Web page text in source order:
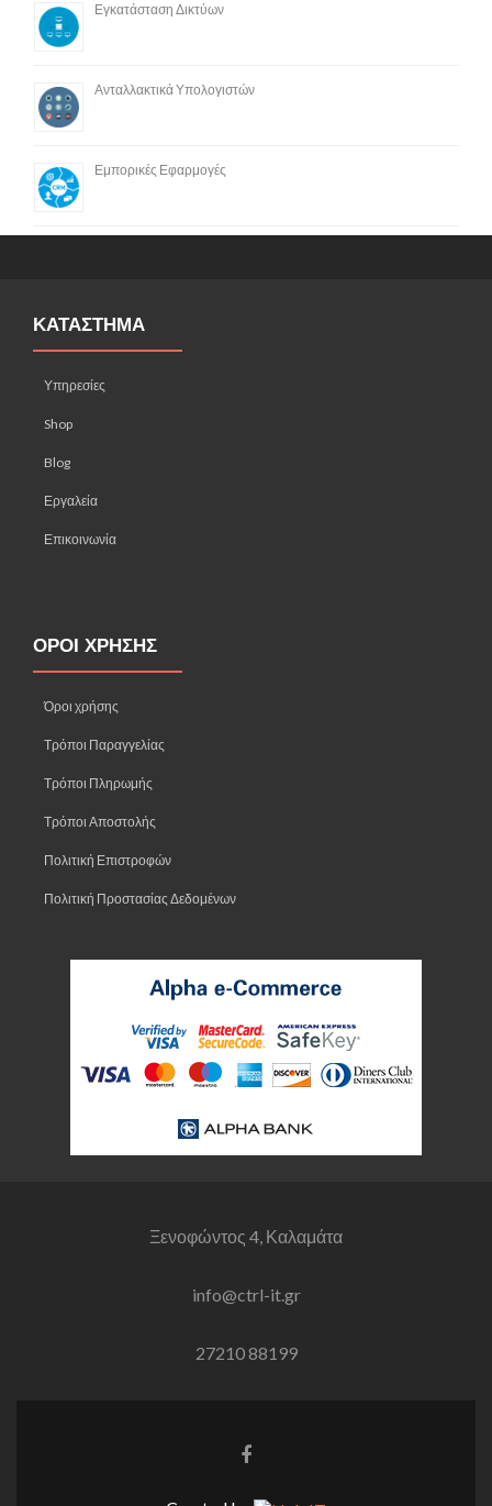
Εγκατάσταση Δικτύων
Ανταλλακτικά Υπολογιστών
Εμπορικές Εφαρμογές
ΚΑΤΑΣΤΗΜΑ
Υπηρεσίες
Shop
Blog
Εργαλεία
Επικοινωνία
ΟΡΟΙ ΧΡΗΣΗΣ
Όροι χρήσης
Τρόποι Παραγγελίας
Τρόποι Πληρωμής
Τρόποι Αποστολής
Πολιτική Επιστροφών
Πολιτική Προστασίας Δεδομένων
Ξενοφώντος 4, Καλαμάτα
info@ctrl-it.gr
27210 88199
Σύνδεσμος